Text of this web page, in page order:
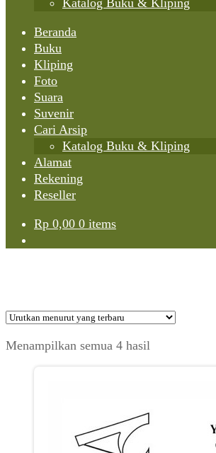
Katalog Buku & Kliping
Beranda
Buku
Kliping
Foto
Suara
Suvenir
Cari Arsip
Katalog Buku & Kliping
Alamat
Rekening
Reseller
Rp 0,00 0 items
Menampilkan semua 4 hasil